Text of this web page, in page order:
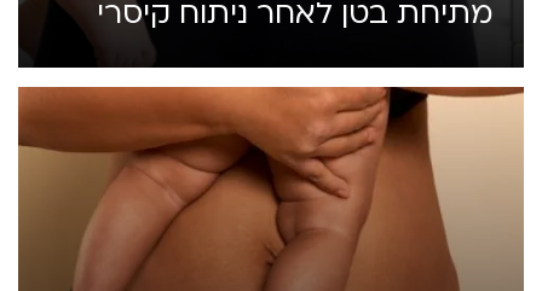
מתיחת בטן לאחר ניתוח קיסרי